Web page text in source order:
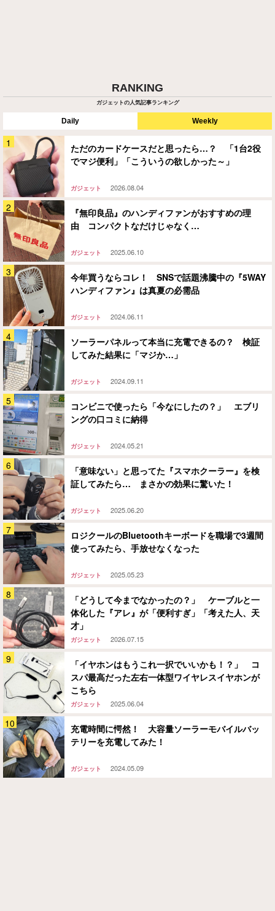
RANKING
ガジェットの人気記事ランキング
Daily Weekly
ただのカードケースだと思ったら…？ 「1台2役
でマジ便利」「こういうの欲しかった～」
ガジェット 2026.08.04
『無印良品』のハンディファンがおすすめの理
由 コンパクトなだけじゃなく…
ガジェット 2025.06.10
今年買うならコレ！ SNSで話題沸騰中の『5WAY
ハンディファン』は真夏の必需品
ガジェット 2024.06.11
ソーラーパネルって本当に充電できるの？ 検証
してみた結果に「マジか…」
ガジェット 2024.09.11
コンビニで使ったら「今なにしたの？」 エブリ
ングの口コミに納得
ガジェット 2024.05.21
「意味ない」と思ってた『スマホクーラー』を検
証してみたら… まさかの効果に驚いた！
ガジェット 2025.06.20
ロジクールのBluetoothキーボードを職場で3週間
使ってみたら、手放せなくなった
ガジェット 2025.05.23
「どうして今までなかったの？」 ケーブルと一
体化した『アレ』が「便利すぎ」「考えた人、天
才」
ガジェット 2026.07.15
「イヤホンはもうこれ一択でいいかも！？」 コ
スパ最高だった左右一体型ワイヤレスイヤホンが
こちら
ガジェット 2025.06.04
充電時間に愕然！ 大容量ソーラーモバイルバッ
テリーを充電してみた！
ガジェット 2024.05.09